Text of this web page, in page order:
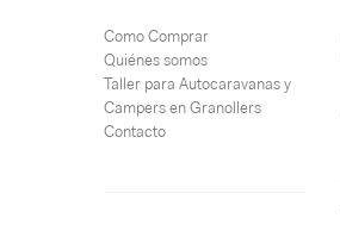
Como Comprar
Quiénes somos
Taller para Autocaravanas y
Campers en Granollers
Contacto